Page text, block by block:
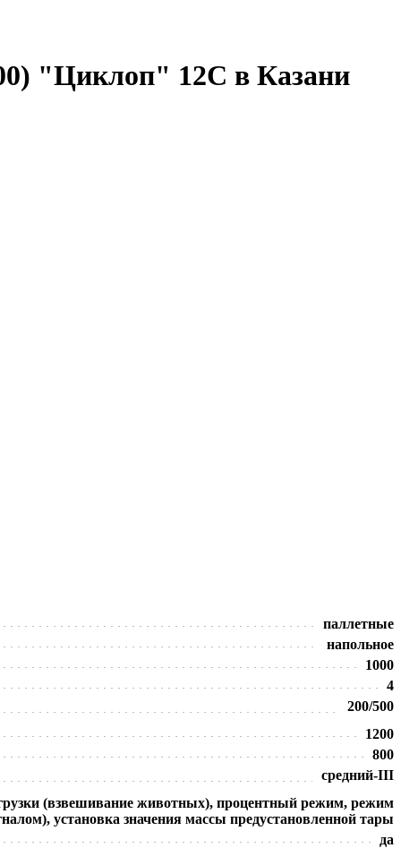
"Циклоп" 12С в Казани
паллетные
напольное
1000
4
200/500
1200
800
средний-III
(взвешивание животных), процентный режим, режим
установка значения массы предустановленной тары
да